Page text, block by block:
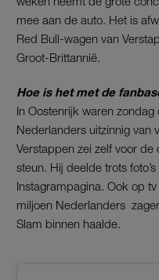
mee aan de auto. Het is
Red Bull-wagen van
Groot-Brittannië.
Hoe is het met de
In Oostenrijk waren
Nederlanders uitzinnig van
Verstappen zei zelf voor
steun. Hij deelde trots
Instagrampagina. Ook op
miljoen Nederlanders
Slam binnen haalde.